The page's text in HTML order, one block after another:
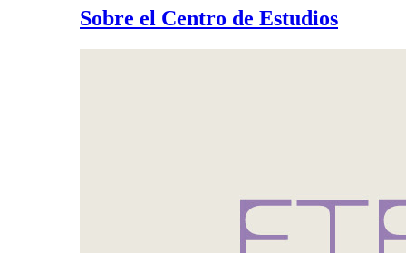
Sobre el Centro de Estudios